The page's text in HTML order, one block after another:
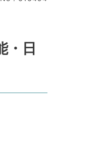
・日